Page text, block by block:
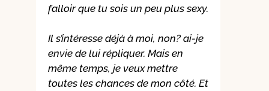
falloir que tu sois un peu plus sexy.
Il s’intéresse déjà à moi, non? ai-je
envie de lui répliquer. Mais en
même temps, je veux mettre
toutes les chances de mon côté. Et